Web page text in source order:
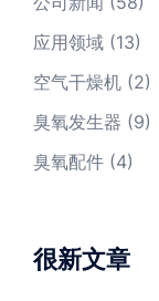
应用领域 (13)
空气干燥机 (2)
臭氧发生器 (9)
臭氧配件 (4)
很新文章